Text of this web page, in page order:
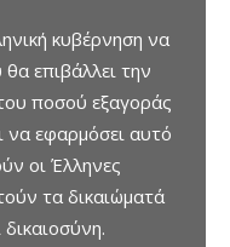
κυβέρνηση να
επιβάλλει την
ποσού εξαγοράς
να εφαρμόσει αυτό
οι Έλληνες
τα δικαιώματά